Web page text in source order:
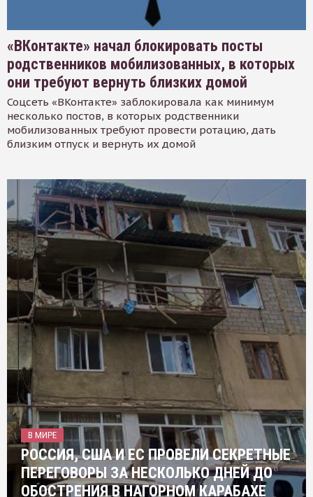
«ВКонтакте» начал блокировать посты
родственников мобилизованных, в которых
они требуют вернуть близких домой
Соцсеть «ВКонтакте» заблокировала как минимум
несколько постов, в которых родственники
мобилизованных требуют провести ротацию, дать
близким отпуск и вернуть их домой
В МИРЕ
РОССИЯ, США И ЕС ПРОВЕЛИ СЕКРЕТНЫЕ
ПЕРЕГОВОРЫ ЗА НЕСКОЛЬКО ДНЕЙ ДО
ОБОСТРЕНИЯ В НАГОРНОМ КАРАБАХЕ